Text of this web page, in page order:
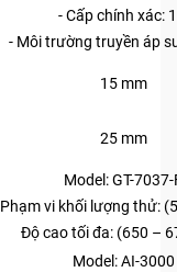
- Cấp chính xác:
- Môi trường truyền áp
15 mm
25 mm
Model: GT-7037-
Phạm vi khối lượng thử:
Độ cao tối đa: (650 –
Model: AI-3000